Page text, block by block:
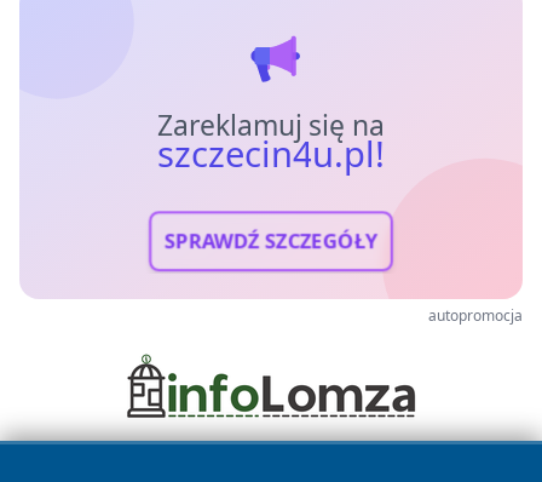
Zareklamuj się na
szczecin4u.pl!
SPRAWDŹ SZCZEGÓŁY
autopromocja